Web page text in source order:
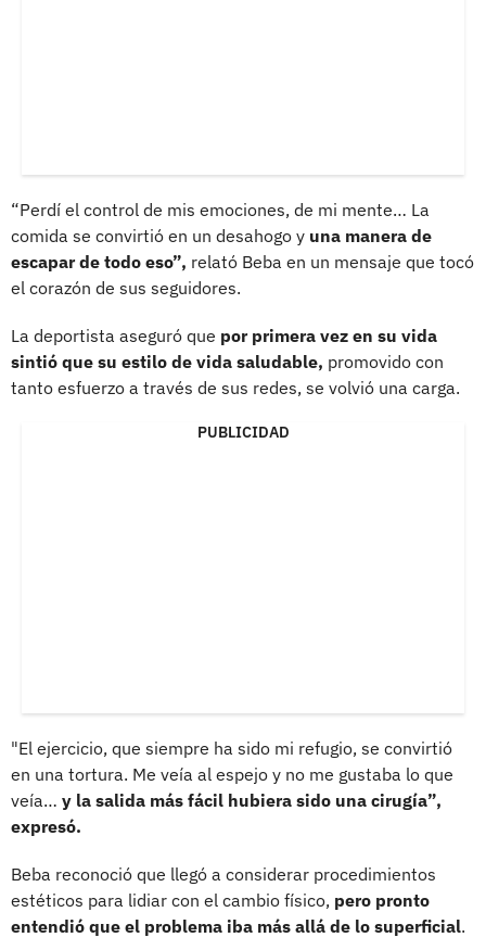
“Perdí el control de mis emociones, de mi mente… La
comida se convirtió en un desahogo y una manera de
escapar de todo eso”, relató Beba en un mensaje que tocó
el corazón de sus seguidores.
La deportista aseguró que por primera vez en su vida
sintió que su estilo de vida saludable, promovido con
tanto esfuerzo a través de sus redes, se volvió una carga.
PUBLICIDAD
"El ejercicio, que siempre ha sido mi refugio, se convirtió
en una tortura. Me veía al espejo y no me gustaba lo que
veía… y la salida más fácil hubiera sido una cirugía”,
expresó.
Beba reconoció que llegó a considerar procedimientos
estéticos para lidiar con el cambio físico, pero pronto
entendió que el problema iba más allá de lo superficial.